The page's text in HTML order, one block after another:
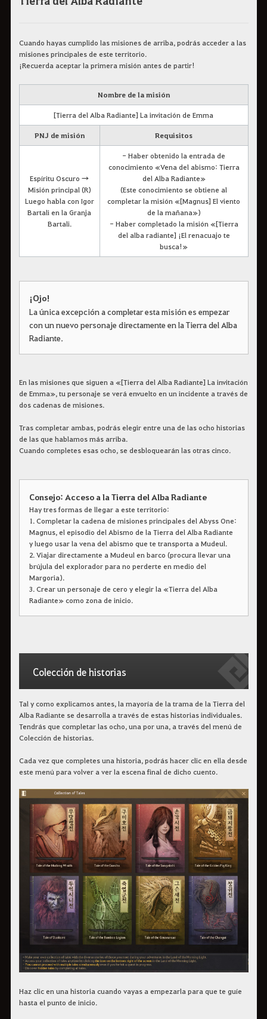
Cuando hayas cumplido las misiones de arriba, podrás acceder a las
misiones principales de este territorio.
¡Recuerda aceptar la primera misión antes de partir!
Nombre de la misión
[Tierra del Alba Radiante] La invitación de Emma
PNJ de misión Requisitos
Espíritu Oscuro →
Misión principal (R)
Luego habla con Igor
Bartali en la Granja
Bartali.
- Haber obtenido la entrada de
conocimiento «Vena del abismo: Tierra
del Alba Radiante»
(Este conocimiento se obtiene al
completar la misión «[Magnus] El viento
de la mañana»)
- Haber completado la misión «[Tierra
del alba radiante] ¡El renacuajo te
busca!»
¡Ojo!
La única excepción a completar esta misión es empezar
con un nuevo personaje directamente en la Tierra del Alba
Radiante.
En las misiones que siguen a «[Tierra del Alba Radiante] La invitación
de Emma», tu personaje se verá envuelto en un incidente a través de
dos cadenas de misiones.
Tras completar ambas, podrás elegir entre una de las ocho historias
de las que hablamos más arriba.
Cuando completes esas ocho, se desbloquearán las otras cinco.
Consejo: Acceso a la Tierra del Alba Radiante
Hay tres formas de llegar a este territorio:
1. Completar la cadena de misiones principales del Abyss One:
Magnus, el episodio del Abismo de la Tierra del Alba Radiante
y luego usar la vena del abismo que te transporta a Mudeul.
2. Viajar directamente a Mudeul en barco (procura llevar una
brújula del explorador para no perderte en medio del
Margoria).
3. Crear un personaje de cero y elegir la «Tierra del Alba
Radiante» como zona de inicio.
Colección de historias
Tal y como explicamos antes, la mayoría de la trama de la Tierra del
Alba Radiante se desarrolla a través de estas historias individuales.
Tendrás que completar las ocho, una por una, a través del menú de
Colección de historias.
Cada vez que completes una historia, podrás hacer clic en ella desde
este menú para volver a ver la escena final de dicho cuento.
Haz clic en una historia cuando vayas a empezarla para que te guíe
hasta el punto de inicio.